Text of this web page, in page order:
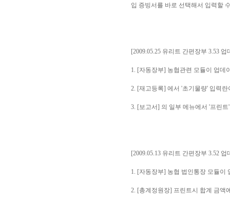
입 증빙서를 바로 선택해서 입력할
[2009.05.25 유리트 간편장부 3.53 업
1. [자동장부] 농협관련 모듈이 업데
2. [재고등록] 에서 '초기물량' 입력
3. [보고서] 의 일부 메뉴에서 '프린
[2009.05.13 유리트 간편장부 3.52 업
1. [자동장부] 농협 법인통장 모듈이
2. [총계정원장] 프린트시 합계 금액